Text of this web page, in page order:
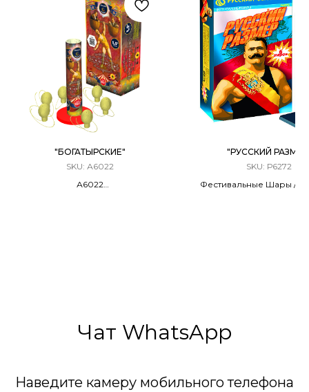
"БОГАТЫРСКИЕ"
SKU: А6022
А6022
"РУССКИЙ
SKU: Р6272
Фестивальные Шары /
Чат WhatsApp
Наведите камеру мобильного телефона